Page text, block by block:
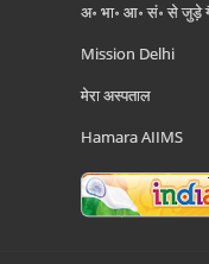
अ॰ भा॰ आ॰ सं॰ से जुड़े
Mission Delhi
मेरा अस्पताल
Hamara AIIMS